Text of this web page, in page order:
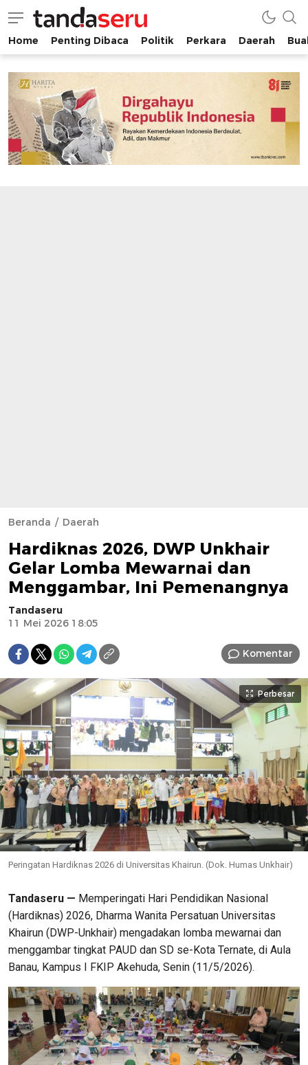
tandaseru.com | Penting Dibaca
tandaseru.com
Home Penting Dibaca Politik Perkara Daerah
Beranda Daerah
Hardiknas 2026, DWP Unkhair
Gelar Lomba Mewarnai dan
Menggambar, Ini Pemenangnya
Tandaseru
11 Mei 2026 18:05
Komentar
Perbesar
Peringatan Hardiknas 2026 di Universitas Khairun. (Dok. Humas Unkhair)
Tandaseru — Memperingati Hari Pendidikan Nasional
(Hardiknas) 2026, Dharma Wanita Persatuan Universitas
Khairun (DWP-Unkhair) mengadakan lomba mewarnai dan
menggambar tingkat PAUD dan SD se-Kota Ternate, di Aula
Banau, Kampus I FKIP Akehuda, Senin (11/5/2026).